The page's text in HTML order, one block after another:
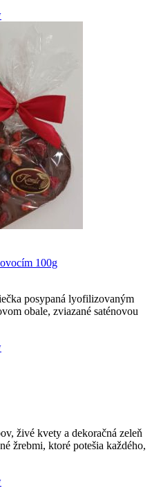
100g
posypaná lyofilizovaným
obale, zviazané saténovou
živé kvety a dekoračná zeleň
žrebmi, ktoré potešia každého,